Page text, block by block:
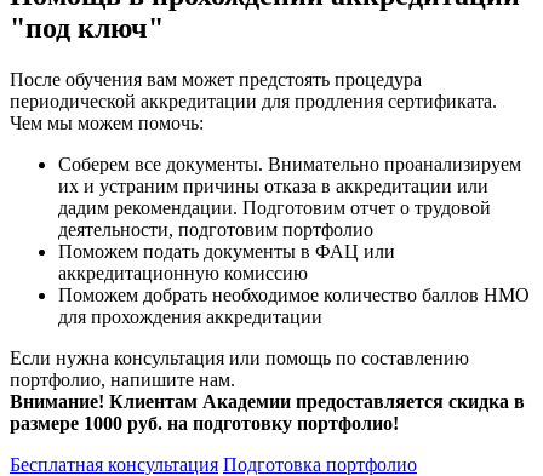
"под ключ"
После обучения вам может предстоять процедура
периодической аккредитации для продления сертификата.
Чем мы можем помочь:
Соберем все документы. Внимательно проанализируем
их и устраним причины отказа в аккредитации или
дадим рекомендации. Подготовим отчет о трудовой
деятельности, подготовим портфолио
Поможем подать документы в ФАЦ или
аккредитационную комиссию
Поможем добрать необходимое количество баллов НМО
для прохождения аккредитации
Если нужна консультация или помощь по составлению
портфолио, напишите нам.
Внимание! Клиентам Академии предоставляется скидка в
размере 1000 руб. на подготовку портфолио!
Бесплатная консультация Подготовка портфолио